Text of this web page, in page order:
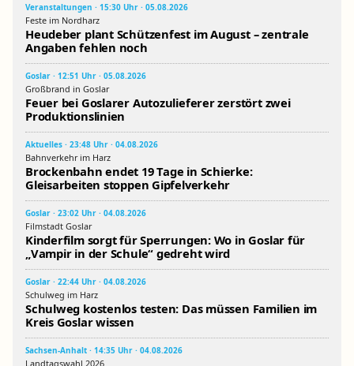
Veranstaltungen · 15:30 Uhr · 05.08.2026
Feste im Nordharz
Heudeber plant Schützenfest im August – zentrale
Angaben fehlen noch
Goslar · 12:51 Uhr · 05.08.2026
Großbrand in Goslar
Feuer bei Goslarer Autozulieferer zerstört zwei
Produktionslinien
Aktuelles · 23:48 Uhr · 04.08.2026
Bahnverkehr im Harz
Brockenbahn endet 19 Tage in Schierke:
Gleisarbeiten stoppen Gipfelverkehr
Goslar · 23:02 Uhr · 04.08.2026
Filmstadt Goslar
Kinderfilm sorgt für Sperrungen: Wo in Goslar für
„Vampir in der Schule“ gedreht wird
Goslar · 22:44 Uhr · 04.08.2026
Schulweg im Harz
Schulweg kostenlos testen: Das müssen Familien im
Kreis Goslar wissen
Sachsen-Anhalt · 14:35 Uhr · 04.08.2026
Landtagswahl 2026